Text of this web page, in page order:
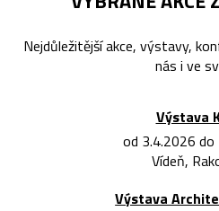
Nejdůležitější akce, výstavy,
nás i ve
Výstava
od 3.4.2026
Vídeň,
Výstava